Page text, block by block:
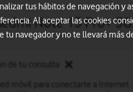
Note 13 Pro+
móvil para conectarte a Internet.
tus hábitos de navegación y
Al aceptar las cookies
navegador y no te llevará más